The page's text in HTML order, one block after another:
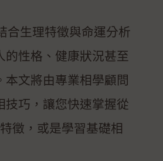
合生理特徵與命運分析
的性格、健康狀況甚至
文將由專業相學顧問
技巧，讓您快速掌握從
徵，或是學習基礎相